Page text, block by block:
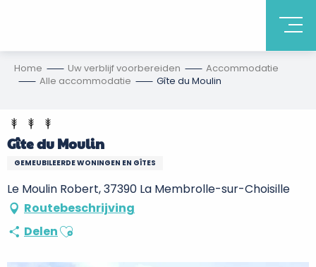
Home Uw verblijf voorbereiden
Accommodatie
Alle accommodatie
Gîte du Moulin
Gîte du Moulin
GEMEUBILEERDE WONINGEN EN GÎTES
Le Moulin Robert, 37390 La Membrolle-sur-Choisille
Routebeschrijving
DelenAjouter aux favoris